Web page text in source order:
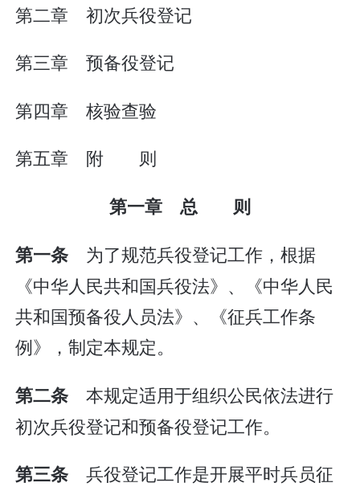
第二章 初次兵役登记
第三章 预备役登记
第四章 核验查验
第五章 附 则
第一章 总 则
第一条 为了规范兵役登记工作，根据
《中华人民共和国兵役法》、《中华人民
共和国预备役人员法》、《征兵工作条
例》，制定本规定。
第二条本规定适用于组织公民依法进行
初次兵役登记和预备役登记工作。
第三条兵役登记工作是开展平时兵员征